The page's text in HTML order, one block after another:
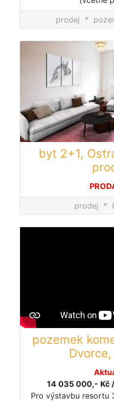
prodej *
byt 2+1,
prodej *
pozemek
14 035 000,- Kč
Pro výstavbu resortu